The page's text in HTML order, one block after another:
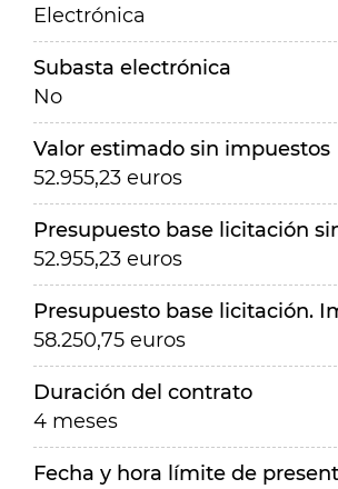
Electrónica
Subasta electrónica
No
Valor estimado sin impuestos
52.955,23 euros
Presupuesto base licitación
52.955,23 euros
Presupuesto base licitación.
58.250,75 euros
Duración del contrato
4 meses
Fecha y hora límite de